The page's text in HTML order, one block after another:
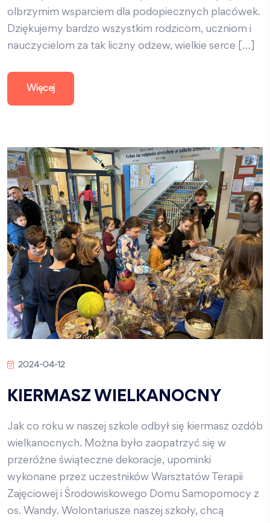
olbrzymim wsparciem dla podopiecznych placówek.
Dziękujemy bardzo wszystkim rodzicom, uczniom i
nauczycielom za tak liczny odzew, wielkie serce […]
Więcej
2024-04-12
KIERMASZ WIELKANOCNY
Jak co roku w naszej szkole odbył się kiermasz ozdób
wielkanocnych. Można było zaopatrzyć się w
przeróżne świąteczne dekoracje, upominki
wykonane przez uczestników Warsztatów Terapii
Zajęciowej i Środowiskowego Domu Samopomocy z
os. Wandy. Wolontariusze naszej szkoły, chcą